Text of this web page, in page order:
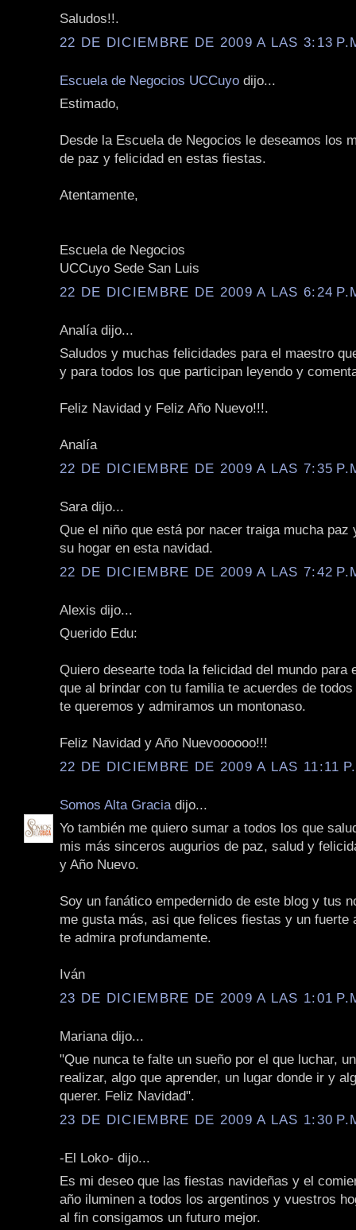
Saludos!!.
22 DE DICIEMBRE DE 2009 A LAS 3:13
Escuela de Negocios UCCuyo dijo...
Estimado,
Desde la Escuela de Negocios le deseamos los
de paz y felicidad en estas fiestas.
Atentamente,
Escuela de Negocios
UCCuyo Sede San Luis
22 DE DICIEMBRE DE 2009 A LAS 6:24
Analía dijo...
Saludos y muchas felicidades para el maestro
y para todos los que participan leyendo y
Feliz Navidad y Feliz Año Nuevo!!!.
Analía
22 DE DICIEMBRE DE 2009 A LAS 7:35
Sara dijo...
Que el niño que está por nacer traiga mucha paz
su hogar en esta navidad.
22 DE DICIEMBRE DE 2009 A LAS 7:42
Alexis dijo...
Querido Edu:
Quiero desearte toda la felicidad del mundo para
que al brindar con tu familia te acuerdes de
te queremos y admiramos un montonaso.
Feliz Navidad y Año Nuevoooooo!!!
22 DE DICIEMBRE DE 2009 A LAS 11:11
Somos Alta Gracia dijo...
Yo también me quiero sumar a todos los que
mis más sinceros augurios de paz, salud y
y Año Nuevo.
Soy un fanático empedernido de este blog y tus
me gusta más, asi que felices fiestas y un fuerte
te admira profundamente.
Iván
23 DE DICIEMBRE DE 2009 A LAS 1:01
Mariana dijo...
"Que nunca te falte un sueño por el que luchar,
realizar, algo que aprender, un lugar donde ir y
querer. Feliz Navidad".
23 DE DICIEMBRE DE 2009 A LAS 1:30
-El Loko- dijo...
Es mi deseo que las fiestas navideñas y el
año iluminen a todos los argentinos y vuestros
al fin consigamos un futuro mejor.